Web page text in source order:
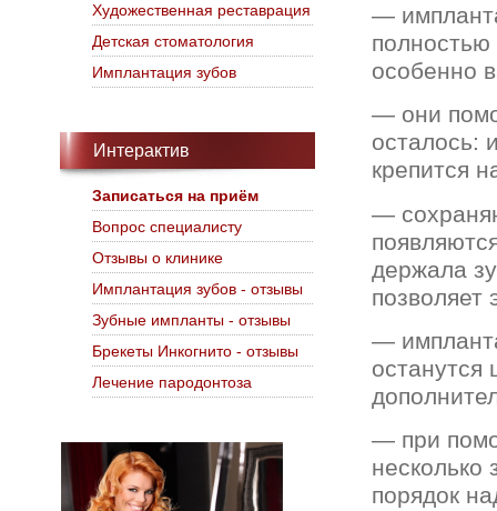
—
особенно
— они
осталось:
крепится
—
держала
позволяет
—
останутся
— при
несколько
порядок
Художественная реставрация
Детская стоматология
Имплантация зубов
Интерактив
Записаться на приём
Вопрос специалисту
Отзывы о клинике
Имплантация зубов - отзывы
Зубные импланты - отзывы
Брекеты Инкогнито - отзывы
Лечение пародонтоза